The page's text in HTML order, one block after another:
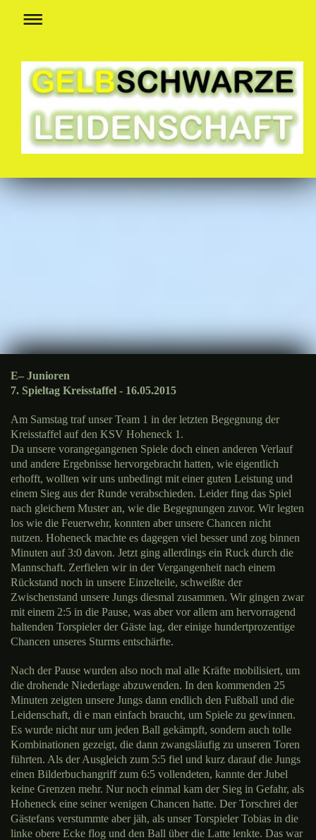
E– Junioren
7. Spieltag Kreisstaffel - 16.05.2015
Am Samstag traf unser Team 1 in der letzten Begegnung der
Kreisstaffel auf den KSV Hoheneck 1.
Da unsere vorangegangenen Spiele doch einen anderen Verlauf
und andere Ergebnisse hervorgebracht hatten, wie eigentlich
erhofft, wollten wir uns unbedingt mit einer guten Leistung und
einem Sieg aus der Runde verabschieden. Leider fing das Spiel
nach gleichem Muster an, wie die Begegnungen zuvor. Wir legten
los wie die Feuerwehr, konnten aber unsere Chancen nicht
nutzen. Hoheneck machte es dagegen viel besser und zog binnen
Minuten auf 3:0 davon. Jetzt ging allerdings ein Ruck durch die
Mannschaft. Zerfielen wir in der Vergangenheit nach einem
Rückstand noch in unsere Einzelteile, schweißte der
Zwischenstand unsere Jungs diesmal zusammen. Wir gingen zwar
mit einem 2:5 in die Pause, was aber vor allem am hervorragend
haltenden Torspieler der Gäste lag, der einige hundertprozentige
Chancen unseres Sturms entschärfte.
Nach der Pause wurden also noch mal alle Kräfte mobilisiert, um
die drohende Niederlage abzuwenden. In den kommenden 25
Minuten zeigten unsere Jungs dann endlich den Fußball und die
Leidenschaft, di e man einfach braucht, um Spiele zu gewinnen.
Es wurde nicht nur um jeden Ball gekämpft, sondern auch tolle
Kombinationen gezeigt, die dann zwangsläufig zu unseren Toren
führten. Als der Ausgleich zum 5:5 fiel und kurz darauf die Jungs
einen Bilderbuchangriff zum 6:5 vollendeten, kannte der Jubel
keine Grenzen mehr. Nur noch einmal kam der Sieg in Gefahr, als
Hoheneck eine seiner wenigen Chancen hatte. Der Torschrei der
Gästefans verstummte aber jäh, als unser Torspieler Tobias in die
linke obere Ecke flog und den Ball über die Latte lenkte. Das war